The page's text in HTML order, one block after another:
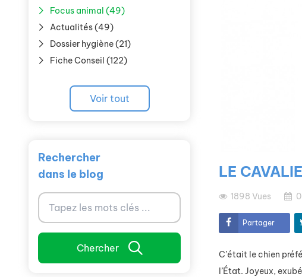
Focus animal (49)
Actualités (49)
Dossier hygiène (21)
Fiche Conseil (122)
Voir tout
Rechercher
dans le blog
Chercher
LE
1898 Vues
Partager
C’était le chien
l’État. Joyeux,